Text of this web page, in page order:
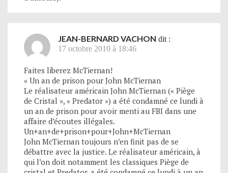
JEAN-BERNARD VACHON dit :
17 octobre 2010 à 18:46
Faites liberez McTiernan!
« Un an de prison pour John McTiernan
Le réalisateur américain John McTiernan (« Piège
de Cristal », « Predator ») a été condamné ce lundi à
un an de prison pour avoir menti au FBI dans une
affaire d’écoutes illégales.
Un+an+de+prison+pour+John+McTiernan
John McTiernan toujours n’en finit pas de se
débattre avec la justice. Le réalisateur américain, à
qui l’on doit notamment les classiques Piège de